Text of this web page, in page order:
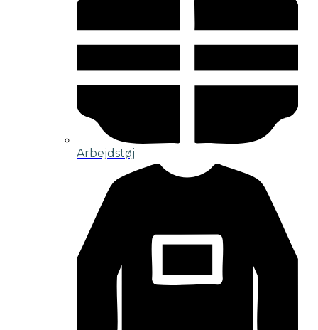
Arbejdstøj